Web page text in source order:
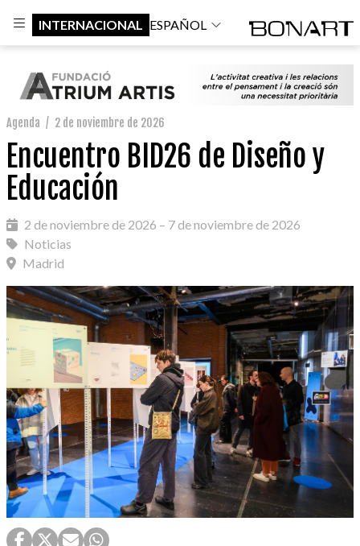
INTERNACIONAL ESPAÑOL
Agenda / 2 de noviembre de 2026
Encuentro BID26 de Diseño y
Educación
2 de noviembre de 2026 – 7 de noviembre de 2026
Noticias
Madrid